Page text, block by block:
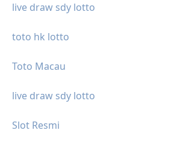
live draw sdy lotto
toto hk lotto
Toto Macau
live draw sdy lotto
Slot Resmi